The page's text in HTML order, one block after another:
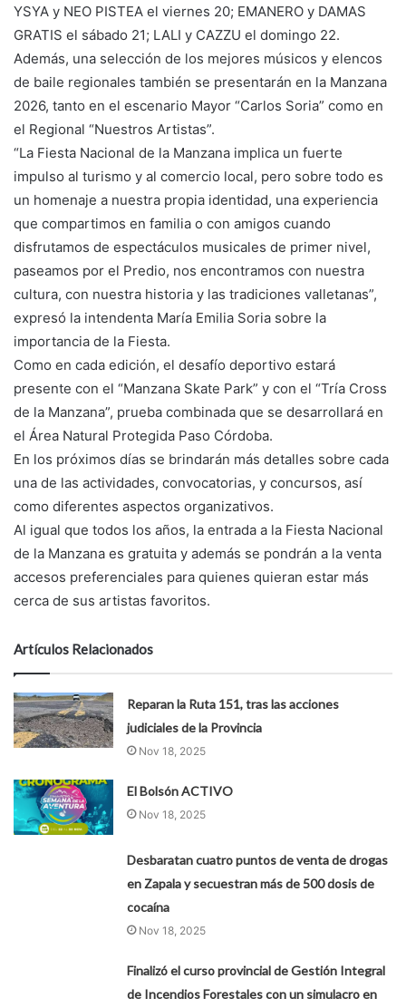
YSYA y NEO PISTEA el viernes 20; EMANERO y DAMAS
GRATIS el sábado 21; LALI y CAZZU el domingo 22.
Además, una selección de los mejores músicos y elencos
de baile regionales también se presentarán en la Manzana
2026, tanto en el escenario Mayor “Carlos Soria” como en
el Regional “Nuestros Artistas”.
“La Fiesta Nacional de la Manzana implica un fuerte
impulso al turismo y al comercio local, pero sobre todo es
un homenaje a nuestra propia identidad, una experiencia
que compartimos en familia o con amigos cuando
disfrutamos de espectáculos musicales de primer nivel,
paseamos por el Predio, nos encontramos con nuestra
cultura, con nuestra historia y las tradiciones valletanas”,
expresó la intendenta María Emilia Soria sobre la
importancia de la Fiesta.
Como en cada edición, el desafío deportivo estará
presente con el “Manzana Skate Park” y con el “Tría Cross
de la Manzana”, prueba combinada que se desarrollará en
el Área Natural Protegida Paso Córdoba.
En los próximos días se brindarán más detalles sobre cada
una de las actividades, convocatorias, y concursos, así
como diferentes aspectos organizativos.
Al igual que todos los años, la entrada a la Fiesta Nacional
de la Manzana es gratuita y además se pondrán a la venta
accesos preferenciales para quienes quieran estar más
cerca de sus artistas favoritos.
Artículos Relacionados
Reparan la Ruta 151, tras las acciones
judiciales de la Provincia
Nov 18, 2025
El Bolsón ACTIVO
Nov 18, 2025
Desbaratan cuatro puntos de venta de drogas
en Zapala y secuestran más de 500 dosis de
cocaína
Nov 18, 2025
Finalizó el curso provincial de Gestión Integral
de Incendios Forestales con un simulacro en